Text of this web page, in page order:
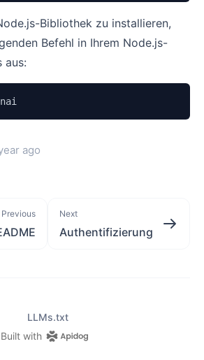
Bibliothek zu installieren,
Befehl in Ihrem Node.js-
aus:
ago
Previous Next
Authentifizierung
LLMs.txt
Built with